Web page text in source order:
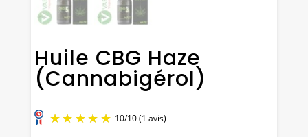
Huile CBG Haze
(Cannabigérol)